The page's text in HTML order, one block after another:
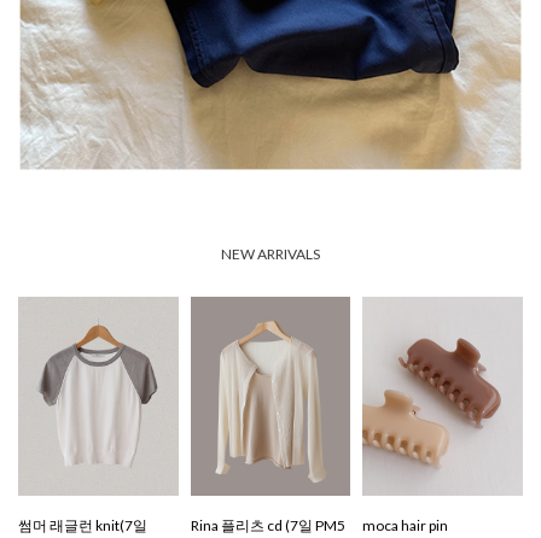
NEW ARRIVALS
썸머 래글런 knit(7일
Rina 플리츠 cd (7일 PM5
moca hair pin